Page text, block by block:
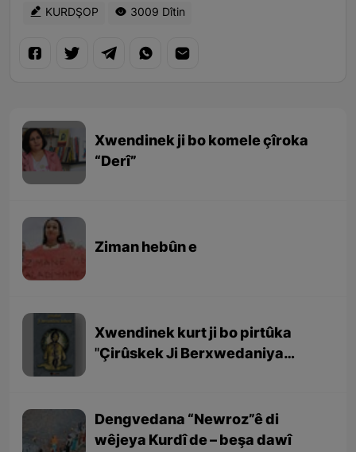
KURDŞOP 3009 Dîtin
Xwendinek ji bo komele çîroka
“Derî”
Ziman hebûn e
Xwendinek kurt ji bo pirtûka
''Çirûskek Ji Berxwedaniya
Dengvedana “Newroz”ê di
wêjeya Kurdî de – beşa dawî